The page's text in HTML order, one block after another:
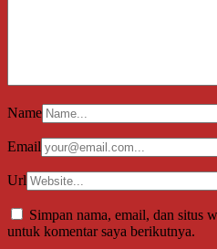
Name
Email
Url
Simpan nama, email, dan situs
untuk komentar saya berikutnya.